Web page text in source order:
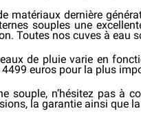
matériaux dernière
souples une
Toutes nos cuves à eau
de pluie varie en
euros pour la plus
souple, n’hésitez pas
la garantie ainsi que